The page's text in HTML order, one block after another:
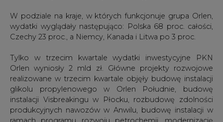
W podziale na kraje, w których funkcjonuje grupa Orlen,
wydatki wyglądały następująco: Polska 68 proc. całości,
Czechy 23 proc., a Niemcy, Kanada i Litwa po 3 proc.
Tylko w trzecim kwartale wydatki inwestycyjne PKN
Orlen wyniosły 2 mld zł. Główne projekty rozwojowe
realizowane w trzecim kwartale objęły budowę instalacji
glikolu propylenowego w Orlen Południe, budowę
instalacji Visbreakingu w Płocku, rozbudowę zdolności
produkcyjnych nawozów w Anwilu, budowę instalacji w
ramach programu rozwoju petrochemii, modernizację